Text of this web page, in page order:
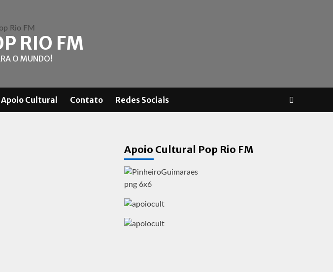
RIO FM
O MUNDO!
Apoio Cultural Contato Redes Sociais
Apoio Cultural Pop Rio FM